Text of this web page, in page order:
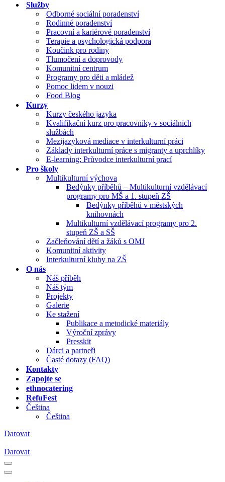
Služby
Odborné sociální poradenství
Rodinné poradenství
Pracovní a kariérové poradenství
Terapie a psychologická podpora
Koučink pro rodiny
Tlumočení a doprovody
Komunitní centrum
Programy pro děti a mládež
Pomoc lidem v nouzi
Food Blog
Kurzy
Kurzy českého jazyka
Kvalifikační kurz pro pracovníky v sociálních
službách
Mezijazyková mediace v interkulturní práci
Základy interkulturní práce s migranty a uprchlíky
E-learning: Průvodce interkulturní prací
Pro školy
Multikulturní výchova
Bedýnky příběhů – Multikulturní vzdělávací
programy pro MŠ a 1. stupeň ZŠ
Bedýnky příběhů v městských
knihovnách
Multikulturní vzdělávací programy pro 2.
stupeň ZŠ a SŠ
Začleňování dětí a žáků s OMJ
Komunitní aktivity
Interkulturní kluby na ZŠ
O nás
Náš příběh
Náš tým
Projekty
Galerie
Ke stažení
Publikace a metodické materiály
Výroční zprávy
Presskit
Dárci a partneři
Časté dotazy (FAQ)
Kontakty
Zapojte se
ethnocatering
RefuFest
Čeština
Čeština
Darovat
Darovat
Navigační
menu
Navigační